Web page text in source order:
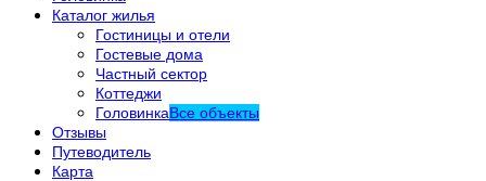
Каталог жилья
Гостиницы и отели
Гостевые дома
Частный сектор
Коттеджи
ГоловинкаВсе объекты
Отзывы
Путеводитель
Карта